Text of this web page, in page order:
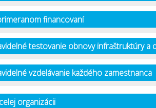
financovaní
testovanie obnovy infraštruktúry a
vzdelávanie každého zamestnanca
organizácii